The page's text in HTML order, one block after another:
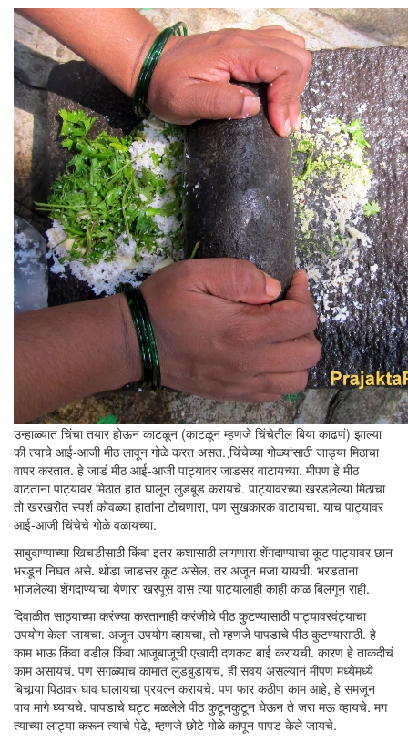
उन्हाळ्यात चिंचा तयार होऊन काटळून (काटळून म्हणजे चिंचेतील बिया काढणं) झाल्या
की त्याचे आई-आजी मीठ लावून गोळे करत असत. चि़ंचेच्या गोळ्यांसाठी जाड्या मिठाचा
वापर करतात. हे जाडं मीठ आई-आजी पाट्यावर जाडसर वाटायच्या. मीपण हे मीठ
वाटताना पाट्यावर मिठात हात घालून लुडबूड करायचे. पाट्यावरच्या खरडलेल्या मिठाचा
तो खरखरीत स्पर्श कोवळ्या हातांना टोचणारा, पण सुखकारक वाटायचा. याच पाट्यावर
आई-आजी चिंचेचे गोळे वळायच्या.
साबुदाण्याच्या खिचडीसाठी किंवा इतर कशासाठी लागणारा शेंगदाण्याचा कूट पाट्यावर छान
भरडून निघत असे. थोडा जाडसर कूट असेल, तर अजून मजा यायची. भरडताना
भाजलेल्या शेंगदाण्यांचा येणारा खरपूस वास त्या पाट्यालाही काही काळ बिलगून राही.
दिवाळीत साठ्याच्या करंज्या करतानाही करंजीचे पीठ कुटण्यासाठी पाट्यावरवंट्याचा
उपयोग केला जायचा. अजून उपयोग व्हायचा, तो म्हणजे पापडाचे पीठ कुटण्यासाठी. हे
काम भाऊ किंवा वडील किंवा आजूबाजूची एखादी दणकट बाई करायची. कारण हे ताकदीचं
काम असायचं. पण सगळ्याच कामात लुडबुडायचं, ही सवय असल्यानं मीपण मध्येमध्ये
बिचार्‍या पिठावर घाव घालायचा प्रयत्न करायचे. पण फार कठीण काम आहे, हे समजून
पाय मागे घ्यायचे. पापडाचे घट्ट मळलेले पीठ कुटूनकुटून घेऊन ते जरा मऊ व्हायचे. मग
त्याच्या लाट्या करून त्याचे पेढे, म्हणजे छोटे गोळे कापून पापड केले जायचे.